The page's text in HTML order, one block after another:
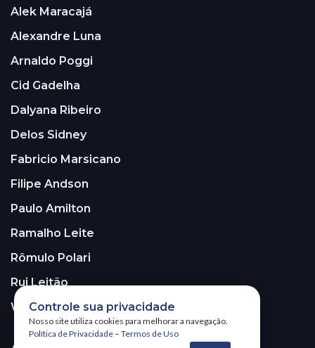
Alek Maracajá
Alexandre Luna
Arnaldo Poggi
Cid Gadelha
Dalyana Ribeiro
Delos Sidney
Fabricio Marsicano
Filipe Andson
Paulo Amilton
Ramalho Leite
Rômulo Polari
Rui Leitão
Walter Santos
Controle sua privacidade
Nosso site utiliza cookies para melhorar a navegação.
Política de Privacidade – Termos de Uso